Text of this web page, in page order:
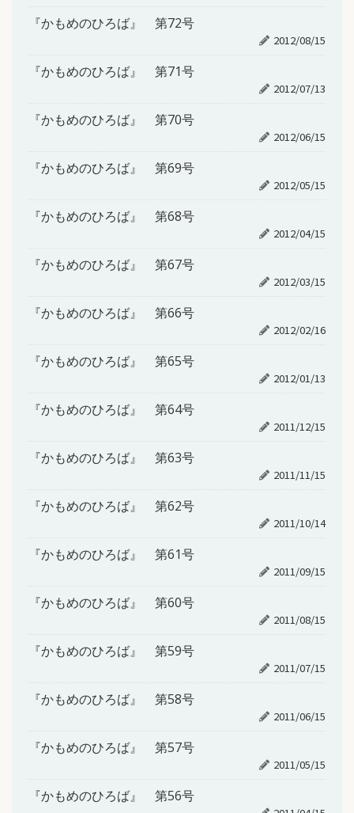
『かもめのひろば』 第72号
2012/08/15
『かもめのひろば』 第71号
2012/07/13
『かもめのひろば』 第70号
2012/06/15
『かもめのひろば』 第69号
2012/05/15
『かもめのひろば』 第68号
2012/04/15
『かもめのひろば』 第67号
2012/03/15
『かもめのひろば』 第66号
2012/02/16
『かもめのひろば』 第65号
2012/01/13
『かもめのひろば』 第64号
2011/12/15
『かもめのひろば』 第63号
2011/11/15
『かもめのひろば』 第62号
2011/10/14
『かもめのひろば』 第61号
2011/09/15
『かもめのひろば』 第60号
2011/08/15
『かもめのひろば』 第59号
2011/07/15
『かもめのひろば』 第58号
2011/06/15
『かもめのひろば』 第57号
2011/05/15
『かもめのひろば』 第56号